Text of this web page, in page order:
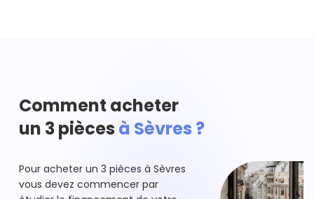
Comment acheter
un 3 pièces à Sèvres ?
Pour acheter un 3 pièces à Sèvres
vous devez commencer par